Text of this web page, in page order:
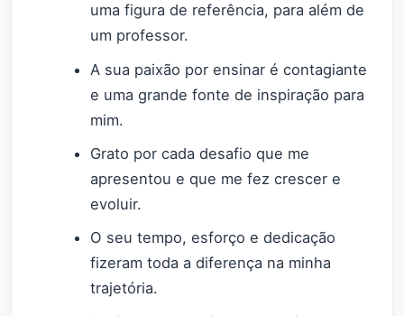
uma figura de referência, para além de
um professor.
A sua paixão por ensinar é contagiante
e uma grande fonte de inspiração para
mim.
Grato por cada desafio que me
apresentou e que me fez crescer e
evoluir.
O seu tempo, esforço e dedicação
fizeram toda a diferença na minha
trajetória.